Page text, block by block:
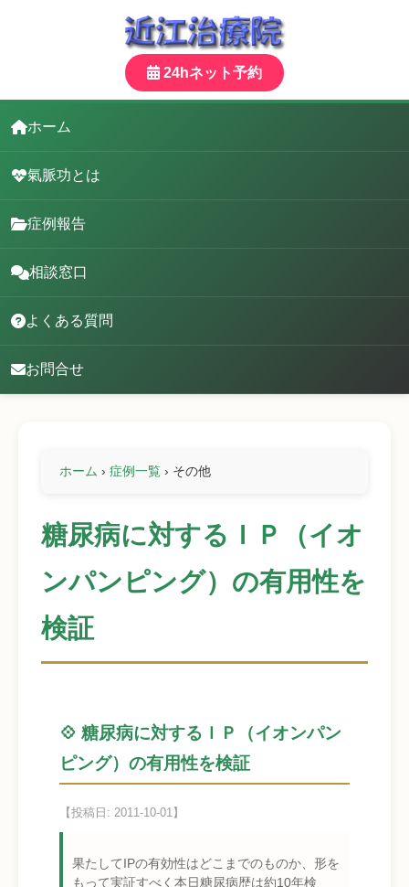
24hネット予約
ホーム
氣脈功とは
症例報告
相談窓口
よくある質問
お問合せ
ホーム › 症例一覧 › その他
糖尿病に対するＩＰ（イオ
ンパンピング）の有用性を
検証
💠 糖尿病に対するＩＰ（イオンパン
ピング）の有用性を検証
【投稿日: 2011-10-01】
果たしてIPの有効性はどこまでのものか、形を
もって実証すべく本日糖尿病歴は約10年検